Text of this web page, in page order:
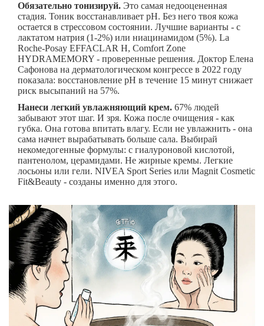
Обязательно тонизируй. Это самая недооцененная
стадия. Тоник восстанавливает pH. Без него твоя кожа
остается в стрессовом состоянии. Лучшие варианты - с
лактатом натрия (1-2%) или ниацинамидом (5%). La
Roche-Posay EFFACLAR H, Comfort Zone
HYDRAMEMORY - проверенные решения. Доктор Елена
Сафонова на дерматологическом конгрессе в 2022 году
показала: восстановление pH в течение 15 минут снижает
риск высыпаний на 57%.
Нанеси легкий увлажняющий крем. 67% людей
забывают этот шаг. И зря. Кожа после очищения - как
губка. Она готова впитать влагу. Если не увлажнить - она
сама начнет вырабатывать больше сала. Выбирай
некомедогенные формулы: с гиалуроновой кислотой,
пантенолом, церамидами. Не жирные кремы. Легкие
лосьоны или гели. NIVEA Sport Series или Magnit Cosmetic
Fit&Beauty - созданы именно для этого.